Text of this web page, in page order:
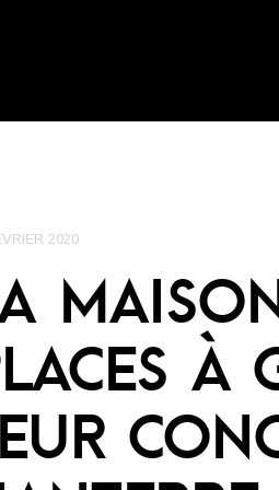
2020
À